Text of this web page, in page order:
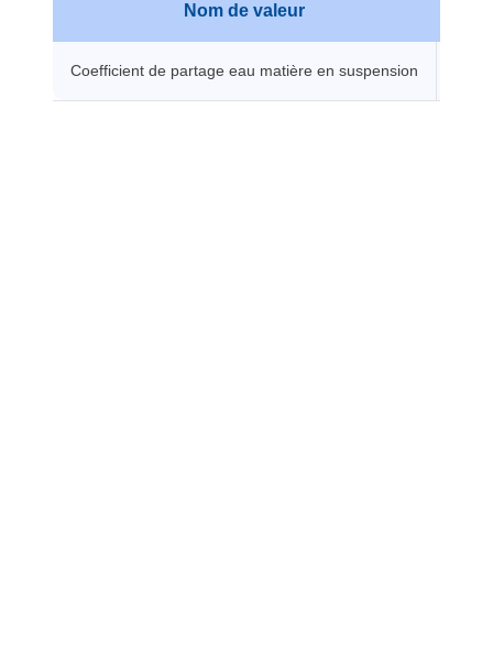
Nom de valeur
Coefficient de partage eau matière en suspension